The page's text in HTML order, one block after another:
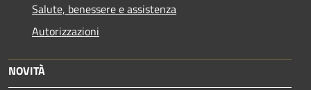
Salute, benessere e assistenza
Autorizzazioni
NOVITÀ